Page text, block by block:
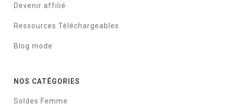
Devenir affilié
Ressources Téléchargeables
Blog mode
NOS CATÉGORIES
Soldes Femme